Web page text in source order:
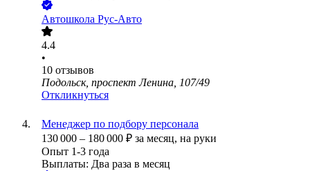
Автошкола Рус-Авто
4.4
•
10 отзывов
Подольск, проспект Ленина, 107/49
Откликнуться
Менеджер по подбору персонала
130 000 – 180 000 ₽ за месяц, на руки
Опыт 1-3 года
Выплаты: Два раза в месяц